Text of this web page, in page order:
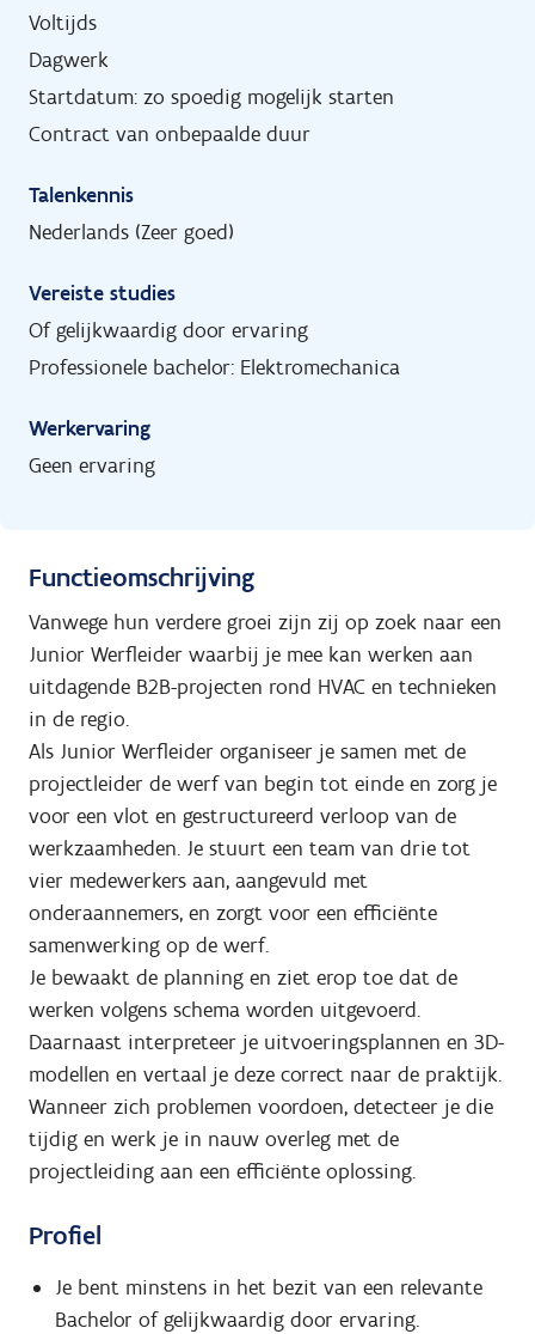
Voltijds
Dagwerk
Startdatum: zo spoedig mogelijk starten
Contract van onbepaalde duur
Talenkennis
Nederlands (Zeer goed)
Vereiste studies
Of gelijkwaardig door ervaring
Professionele bachelor: Elektromechanica
Werkervaring
Geen ervaring
Functieomschrijving
Vanwege hun verdere groei zijn zij op zoek naar een
Junior Werfleider waarbij je mee kan werken aan
uitdagende B2B-projecten rond HVAC en technieken
in de regio.
Als Junior Werfleider organiseer je samen met de
projectleider de werf van begin tot einde en zorg je
voor een vlot en gestructureerd verloop van de
werkzaamheden. Je stuurt een team van drie tot
vier medewerkers aan, aangevuld met
onderaannemers, en zorgt voor een efficiënte
samenwerking op de werf.
Je bewaakt de planning en ziet erop toe dat de
werken volgens schema worden uitgevoerd.
Daarnaast interpreteer je uitvoeringsplannen en 3D-
modellen en vertaal je deze correct naar de praktijk.
Wanneer zich problemen voordoen, detecteer je die
tijdig en werk je in nauw overleg met de
projectleiding aan een efficiënte oplossing.
Profiel
Je bent minstens in het bezit van een relevante
Bachelor of gelijkwaardig door ervaring.